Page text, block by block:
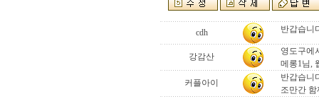
cdh 반갑습니
강감산
영도구에
메롱1님,
커플아이
반갑습니
조만간